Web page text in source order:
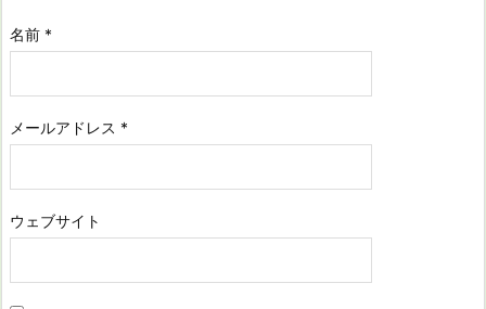
名前 *
メールアドレス *
ウェブサイト